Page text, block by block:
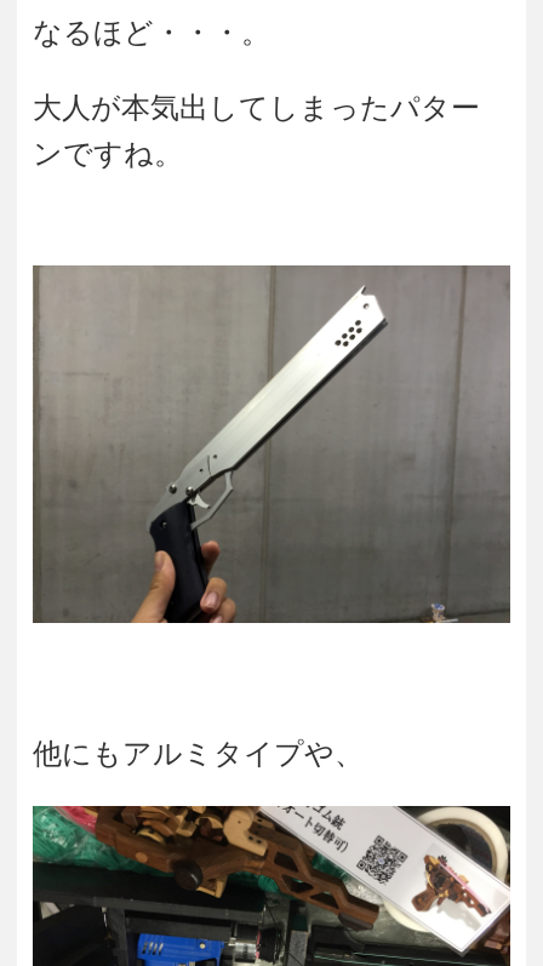
なるほど・・・。
大人が本気出してしまったパター
ンですね。
他にもアルミタイプや、